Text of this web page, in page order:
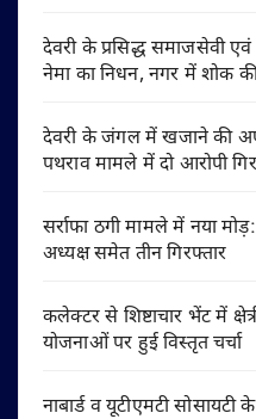
देवरी के प्रसिद्ध समाजसेवी
नेमा का निधन, नगर में शोक
देवरी के जंगल में खजाने की
पथराव मामले में दो आरोपी
सर्राफा ठगी मामले में नया
अध्यक्ष समेत तीन गिरफ्तार
कलेक्टर से शिष्टाचार भेंट में
योजनाओं पर हुई विस्तृत चर्चा
नाबार्ड व यूटीएमटी